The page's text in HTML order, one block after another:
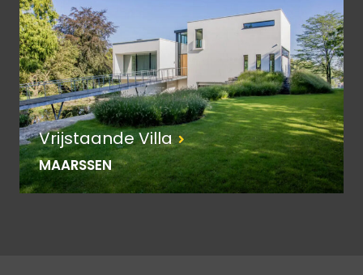
Vrijstaande Villa
MAARSSEN